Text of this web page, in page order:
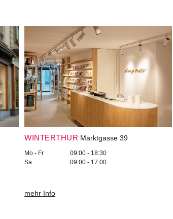
WINTERTHUR Marktgasse 39
Mo - Fr
09:00 - 18:30
Sa
09:00 - 17:00
mehr Info